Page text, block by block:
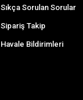
Sıkça Sorulan Sorular
Sipariş Takip
Havale Bildirimleri